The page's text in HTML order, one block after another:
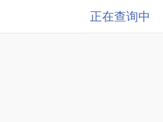
正在查询中